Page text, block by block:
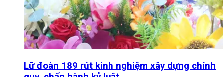
Lữ đoàn 189 rút kinh nghiệm xây dựng chính